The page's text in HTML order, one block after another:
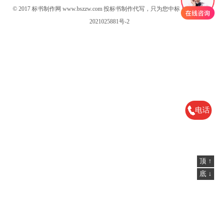
© 2017 标书制作网 www.bszzw.com 投标书制作代写，只为您中标！京ICP备
2021025881号-2
顶 ↑
底 ↓
电话